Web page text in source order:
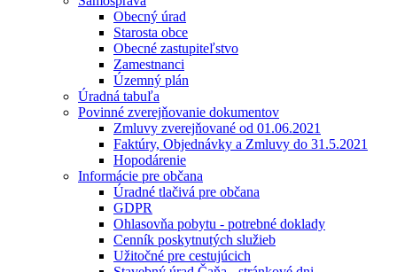
Obecný úrad
Starosta obce
Obecné zastupiteľstvo
Zamestnanci
Územný plán
Úradná tabuľa
Povinné zverejňovanie dokumentov
Zmluvy zverejňované od 01.06.2021
Faktúry, Objednávky a Zmluvy do 31.5.2021
Hopodárenie
Informácie pre občana
Úradné tlačivá pre občana
GDPR
Ohlasovňa pobytu - potrebné doklady
Cenník poskytnutých služieb
Užitočné pre cestujúcich